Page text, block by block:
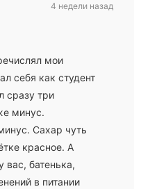
мои
себя как студент
сразу три
минус.
Сахар чуть
красное. А
вас, батенька,
в питании
4 недели назад